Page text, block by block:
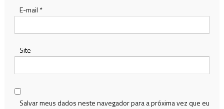
E-mail *
Site
Salvar meus dados neste navegador para a próxima vez que eu